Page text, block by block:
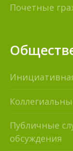
Почетные
Публичные
обсуждения